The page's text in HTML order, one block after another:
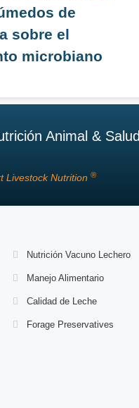
de
sobre el
microbiano
Animal & Salud
Livestock Nutrition ®
Nutrición Vacuno Lechero
Manejo Alimentario
Calidad de Leche
Forage Preservatives